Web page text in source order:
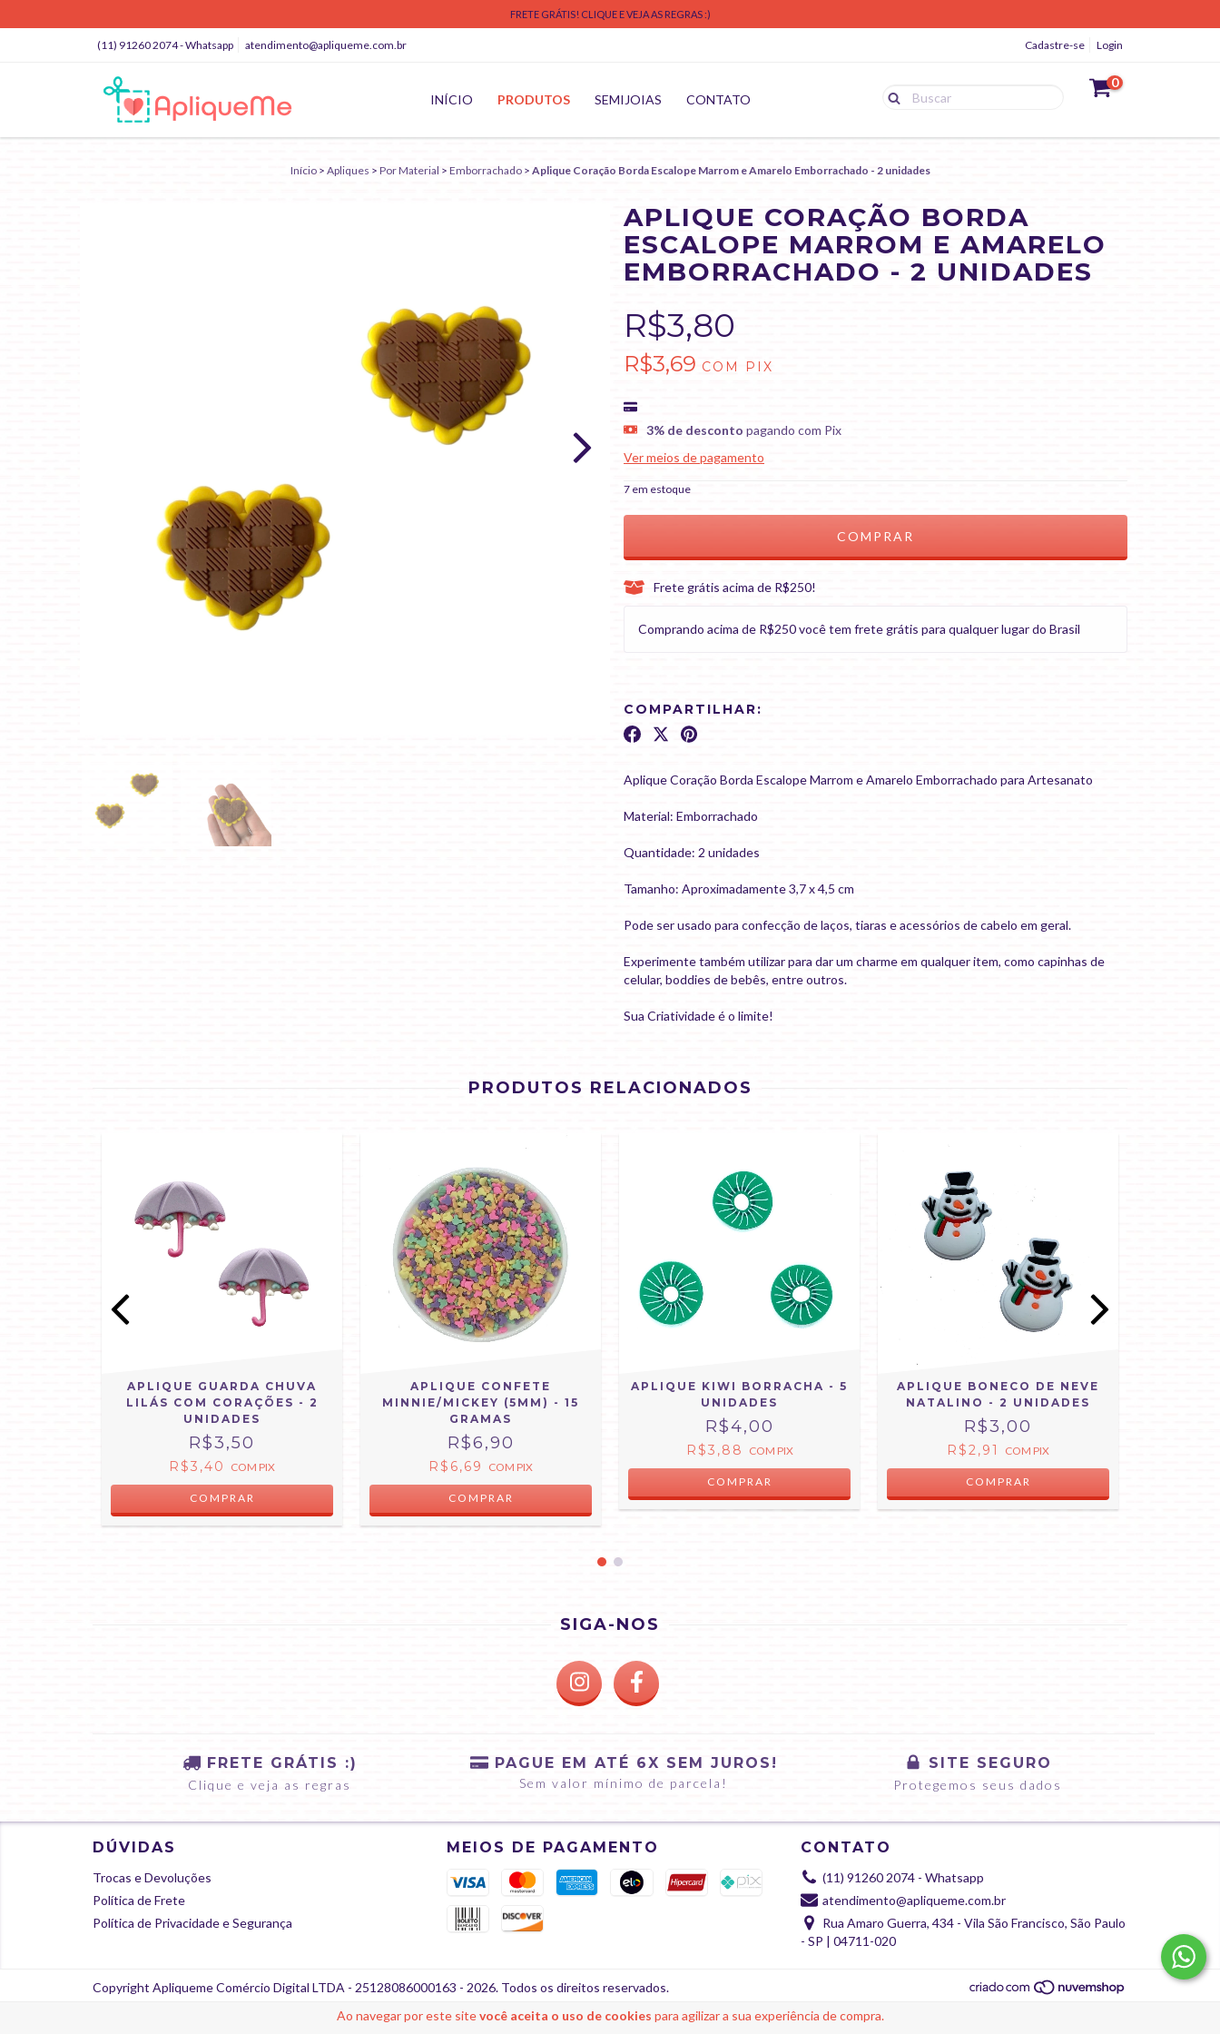
Ao navegar por este sitevocê aceita o uso de cookies para agilizar a sua experiência de compra.
FRETE GRÁTIS! CLIQUE E VEJA AS REGRAS :)
(11) 91260 2074 - Whatsapp atendimento@apliqueme.com.br Cadastre-se Login
INÍCIO PRODUTOS SEMIJOIAS CONTATO
0
Início > Apliques > Por Material > Emborrachado > Aplique Coração Borda Escalope Marrom e Amarelo Emborrachado - 2 unidades
APLIQUE CORAÇÃO BORDA
ESCALOPE MARROM E AMARELO
EMBORRACHADO - 2 UNIDADES
R$3,80
R$3,69 COM PIX
3% de desconto pagando com Pix
Ver meios de pagamento
7 em estoque
Frete grátis acima de R$250!
Comprando acima de R$250 você tem frete grátis para qualquer lugar do Brasil
COMPARTILHAR:
Aplique Coração Borda Escalope Marrom e Amarelo Emborrachado para Artesanato
Material: Emborrachado
Quantidade: 2 unidades
Tamanho: Aproximadamente 3,7 x 4,5 cm
Pode ser usado para confecção de laços, tiaras e acessórios de cabelo em geral.
Experimente também utilizar para dar um charme em qualquer item, como capinhas de
celular, boddies de bebês, entre outros.
Sua Criatividade é o limite!
PRODUTOS RELACIONADOS
APLIQUE GUARDA CHUVA
LILÁS COM CORAÇÕES - 2
UNIDADES
R$3,50
R$3,40 COM PIX
APLIQUE CONFETE
MINNIE/MICKEY (5MM) - 15
GRAMAS
R$6,90
R$6,69 COM PIX
APLIQUE KIWI BORRACHA - 5
UNIDADES
R$4,00
R$3,88 COM PIX
APLIQUE BONECO DE NEVE
NATALINO - 2 UNIDADES
R$3,00
R$2,91 COM PIX
SIGA-NOS
FRETE GRÁTIS :)
Clique e veja as regras
PAGUE EM ATÉ 6X SEM JUROS!
Sem valor mínimo de parcela!
SITE SEGURO
Protegemos seus dados
DÚVIDAS
Trocas e Devoluções
Política de Frete
Política de Privacidade e Segurança
MEIOS DE PAGAMENTO CONTATO
(11) 91260 2074 - Whatsapp
atendimento@apliqueme.com.br
Rua Amaro Guerra, 434 - Vila São Francisco, São Paulo
- SP | 04711-020
Copyright Apliqueme Comércio Digital LTDA - 25128086000163 - 2026. Todos os direitos reservados.